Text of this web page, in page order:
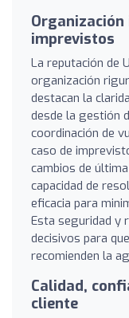
imprevistos
La reputación de
organización
destacan la
desde la gestión
coordinación de
caso de
cambios de
capacidad de
eficacia para
Esta seguridad y
decisivos para
recomienden la
Calidad,
cliente